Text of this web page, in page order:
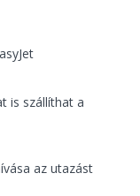
is szállíthat a
az utazást